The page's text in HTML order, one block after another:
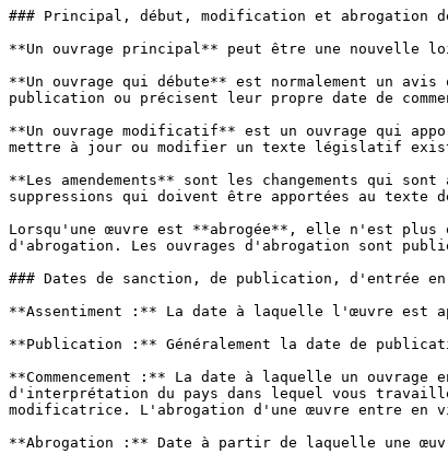
### Principal, début, modification et abrogation
**Un ouvrage principal** peut être une nouvelle
**Un ouvrage qui débute** est normalement un
publication ou précisent leur propre date de
**Un ouvrage modificatif** est un ouvrage qui
mettre à jour ou modifier un texte législatif
**Les amendements** sont les changements
suppressions qui doivent être apportées au texte
Lorsqu'une œuvre est **abrogée**, elle n'est
d'abrogation. Les ouvrages d'abrogation sont
### Dates de sanction, de publication, d'entrée
**Assentiment :** La date à laquelle l'œuvre est
**Publication :** Généralement la date de
**Commencement :** La date à laquelle un
d'interprétation du pays dans lequel vous
modificatrice. L'abrogation d'une œuvre entre en
**Abrogation :** Date à partir de laquelle une